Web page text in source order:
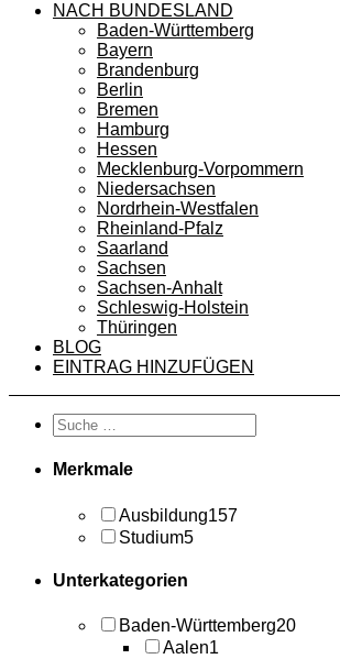
NACH BUNDESLAND
Baden-Württemberg
Bayern
Brandenburg
Berlin
Bremen
Hamburg
Hessen
Mecklenburg-Vorpommern
Niedersachsen
Nordrhein-Westfalen
Rheinland-Pfalz
Saarland
Sachsen
Sachsen-Anhalt
Schleswig-Holstein
Thüringen
BLOG
EINTRAG HINZUFÜGEN
Merkmale
Ausbildung157
Studium5
Unterkategorien
Baden-Württemberg20
Aalen1